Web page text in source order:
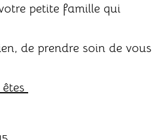
petite famille qui
de prendre soin de vous